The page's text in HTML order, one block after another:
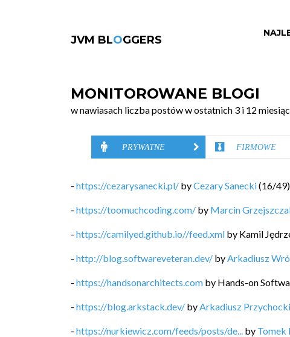
JVM BLOGGERS
MONITOROWANE BLOGI
w nawiasach liczba postów w ostatnich 3 i 12
PRYWATNE FIRMOWE
- https://cezarysanecki.pl/ byCezary Sanecki(16/49)
- https://toomuchcoding.com/ by Marcin
- https://camilyed.github.io//feed.xml by Kamil
- http://blog.softwareveteran.dev/ byArkadiusz
- https://handsonarchitects.com by Hands-on
- https://blog.arkstack.dev/ byArkadiusz Przychocki
- https://nurkiewicz.com/feeds/posts/de... by Tomek